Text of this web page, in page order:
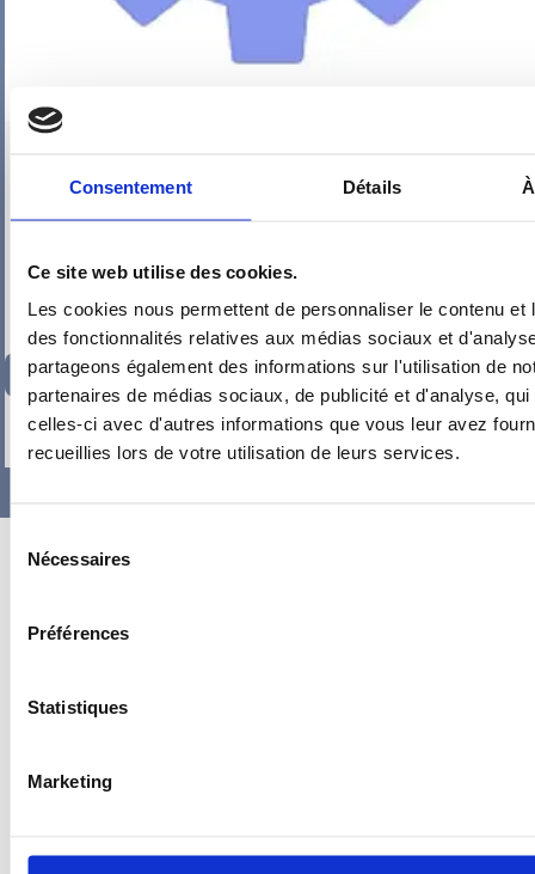
Consentement Détails
Ce site web utilise des cookies.
Les cookies nous permettent de personnaliser le contenu et
des fonctionnalités relatives aux médias sociaux et
partageons également des informations sur l'utilisation de
partenaires de médias sociaux, de publicité et d'analyse,
celles-ci avec d'autres informations que vous leur avez
recueillies lors de votre utilisation de leurs services.
Nécessaires
Préférences
Statistiques
Marketing
167,47€ TTC
- +